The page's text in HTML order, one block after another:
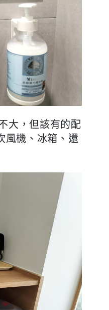
大，但該有的配
風機、冰箱、還